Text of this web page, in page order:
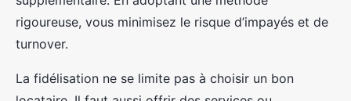
rigoureuse, vous minimisez le risque d’impayés et de
turnover.
La fidélisation ne se limite pas à choisir un bon